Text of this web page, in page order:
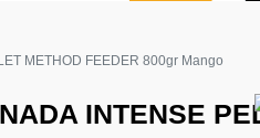
METHOD FEEDER 800gr Mango
NADA INTENSE